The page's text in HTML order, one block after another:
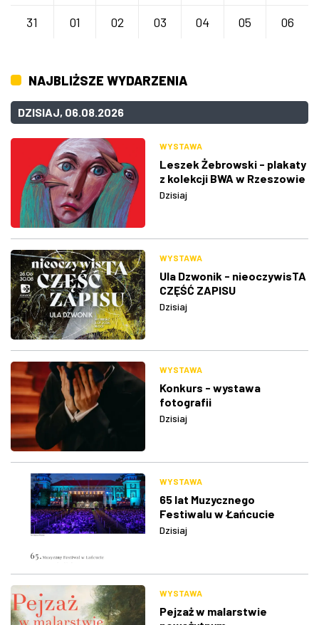
31 01 02 03 04 05 06
NAJBLIŻSZE WYDARZENIA
DZISIAJ, 06.08.2026
WYSTAWA
Leszek Żebrowski - plakaty
z kolekcji BWA w Rzeszowie
Dzisiaj
WYSTAWA
Ula Dzwonik - nieoczywisTA
CZĘŚĆ ZAPISU
Dzisiaj
WYSTAWA
Konkurs - wystawa
fotografii
Dzisiaj
WYSTAWA
65 lat Muzycznego
Festiwalu w Łańcucie
Dzisiaj
WYSTAWA
Pejzaż w malarstwie